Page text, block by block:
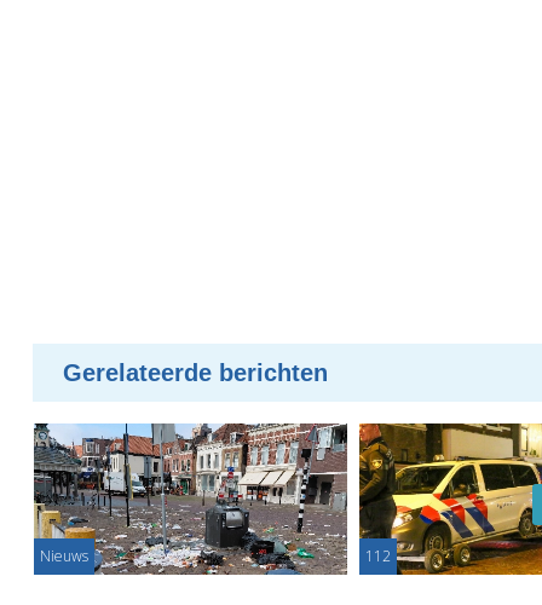
Gerelateerde berichten
Nieuws 112